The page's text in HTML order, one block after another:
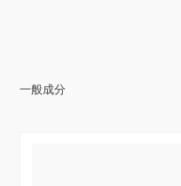
一般成分